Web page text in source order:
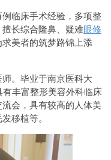
临床手术经验，多项整
长综合隆鼻、疑难眼修
求美者的筑梦路锦上添
。毕业于南京医科大
丰富整形美容外科临床
会，具有较高的人体美
移植等。